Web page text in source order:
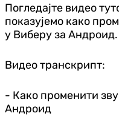
Погледајте видео
показујемо како
у Виберу за Андроид.
Видео транскрипт:
- Како променити
Андроид